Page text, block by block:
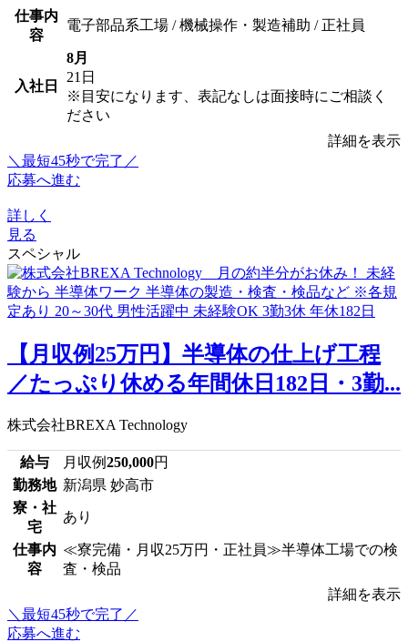
仕事内
容
電子部品系工場 / 機械操作・製造補助 / 正社員
入社日
8月
21日
※目安になります、表記なしは面接時にご相談く
ださい
詳細を表示
＼最短45秒で完了／
応募へ進む
詳しく
見る
スペシャル
【月収例25万円】半導体の仕上げ工程
／たっぷり休める年間休日182日・3勤...
株式会社BREXA Technology
給与 月収例250,000円
勤務地 新潟県 妙高市
寮・社
宅
あり
仕事内
容
≪寮完備・月収25万円・正社員≫半導体工場での検
査・検品
詳細を表示
＼最短45秒で完了／
応募へ進む